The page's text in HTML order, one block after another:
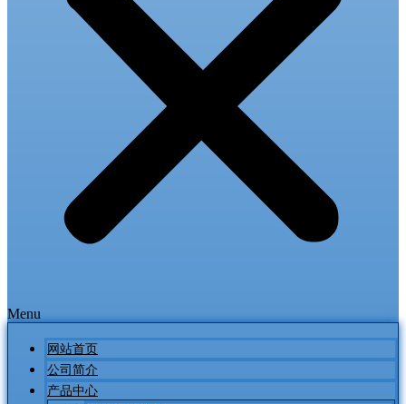
Menu
网站首页
公司简介
产品中心